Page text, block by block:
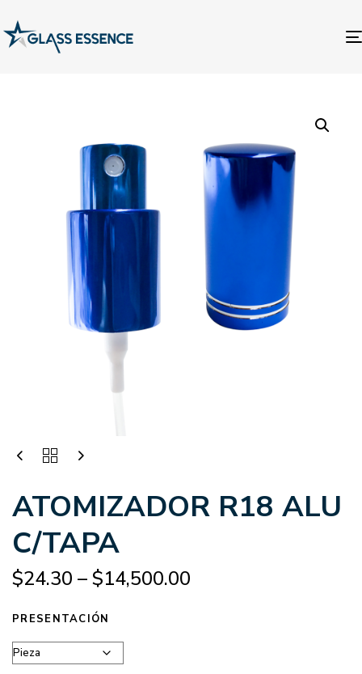
ATOMIZADOR R18 ALU
C/TAPA
$24.30 –$14,500.00
PRESENTACIÓN